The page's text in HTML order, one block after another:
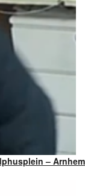
– Arnhem